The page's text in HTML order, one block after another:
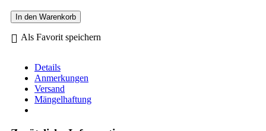
In den Warenkorb
Als Favorit speichern
Details
Anmerkungen
Versand
Mängelhaftung